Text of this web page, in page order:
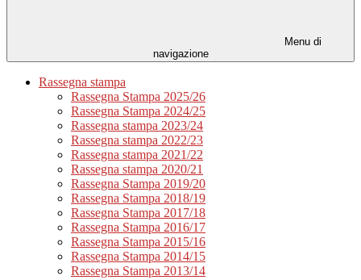
Menu di
navigazione
Rassegna stampa
Rassegna Stampa 2025/26
Rassegna Stampa 2024/25
Rassegna stampa 2023/24
Rassegna stampa 2022/23
Rassegna stampa 2021/22
Rassegna stampa 2020/21
Rassegna Stampa 2019/20
Rassegna Stampa 2018/19
Rassegna Stampa 2017/18
Rassegna Stampa 2016/17
Rassegna Stampa 2015/16
Rassegna Stampa 2014/15
Rassegna Stampa 2013/14